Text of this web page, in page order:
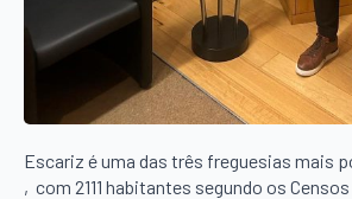
Escariz é uma das três freguesias mais
, com 2111 habitantes segundo os